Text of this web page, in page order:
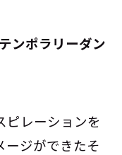
ンポラリーダン
ピレーションを
ージができたそ